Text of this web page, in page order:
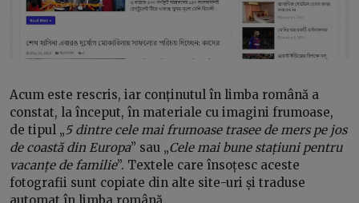
Acum este rescris, iar conținutul în limba română a
constat, la început, în materiale cu imagini frumoase,
de tipul „5 dintre cele mai frumoase trasee de mers pe jos
de coastă din Europa” sau „Cele mai bune stațiuni pentru
vacanțe de familie”. Textele care însoțesc aceste
fotografii sunt copiate din alte site-uri și traduse